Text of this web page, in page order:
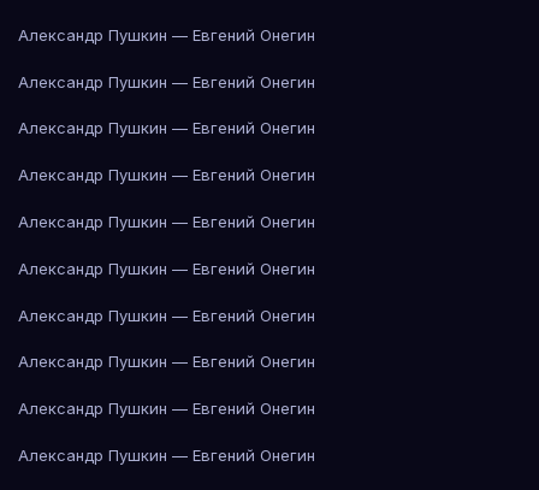
Александр Пушкин — Евгений Онегин
Александр Пушкин — Евгений Онегин
Александр Пушкин — Евгений Онегин
Александр Пушкин — Евгений Онегин
Александр Пушкин — Евгений Онегин
Александр Пушкин — Евгений Онегин
Александр Пушкин — Евгений Онегин
Александр Пушкин — Евгений Онегин
Александр Пушкин — Евгений Онегин
Александр Пушкин — Евгений Онегин